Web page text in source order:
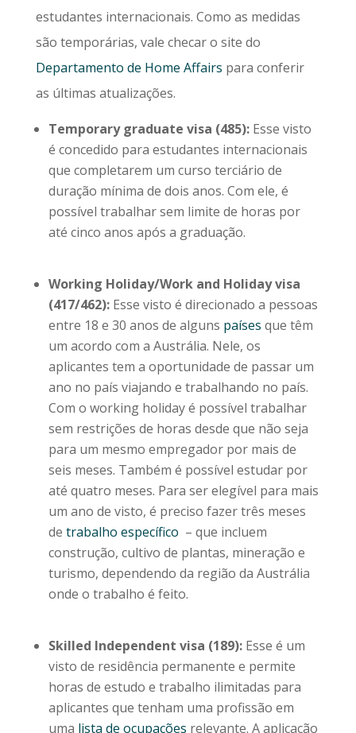
estudantes internacionais. Como as medidas
são temporárias, vale checar o site do
Departamento de Home Affairs para conferir
as últimas atualizações.
Temporary graduate visa (485):Esse visto
é concedido para estudantes internacionais
que completarem um curso terciário de
duração mínima de dois anos. Com ele, é
possível trabalhar sem limite de horas por
até cinco anos após a graduação.
Working Holiday/Work and Holiday visa
(417/462): Esse visto é direcionado a pessoas
entre 18 e 30 anos de alguns países que têm
um acordo com a Austrália. Nele, os
aplicantes tem a oportunidade de passar um
ano no país viajando e trabalhando no país.
Com o working holiday é possível trabalhar
sem restrições de horas desde que não seja
para um mesmo empregador por mais de
seis meses. Também é possível estudar por
até quatro meses. Para ser elegível para mais
um ano de visto, é preciso fazer três meses
de trabalho específico – que incluem
construção, cultivo de plantas, mineração e
turismo, dependendo da região da Austrália
onde o trabalho é feito.
Skilled Independent visa (189):Esse é um
visto de residência permanente e permite
horas de estudo e trabalho ilimitadas para
aplicantes que tenham uma profissão em
uma lista de ocupações relevante. A aplicação